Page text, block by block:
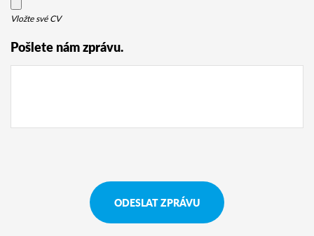
Vložte své CV
Pošlete nám zprávu.
ODESLAT ZPRÁVU